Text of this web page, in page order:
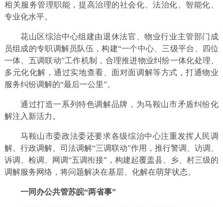
相关服务管理职能，提高治理的社会化、法治化、智能化、
专业化水平。
花山区综治中心组建由退休法官、物业行业主管部门成
员组成的专职调解员队伍，构建“一个中心、三级平台、四位
一体、五调联动”工作机制，合理推进物业纠纷一体化处理、
多元化化解，通过实地查看、面对面调解等方式，打通物业
服务纠纷调解的“最后一公里”。
通过打造一系列特色调解品牌，为马鞍山市矛盾纠纷化
解注入新活力。
马鞍山市委政法委还要求各级综治中心注重发挥人民调
解、行政调解、司法调解“三调联动”作用，推行警调、访调、
诉调、检调、网调“五调衔接”，构建起覆盖县、乡、村三级的
调解服务网络，将问题解决在基层、化解在萌芽状态。
一同办公共管苏皖“两省事”